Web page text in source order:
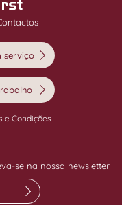
serviço
e Condições
se na nossa newsletter